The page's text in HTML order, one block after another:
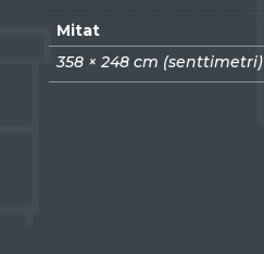
Mitat
358 × 248 cm (senttimetri)